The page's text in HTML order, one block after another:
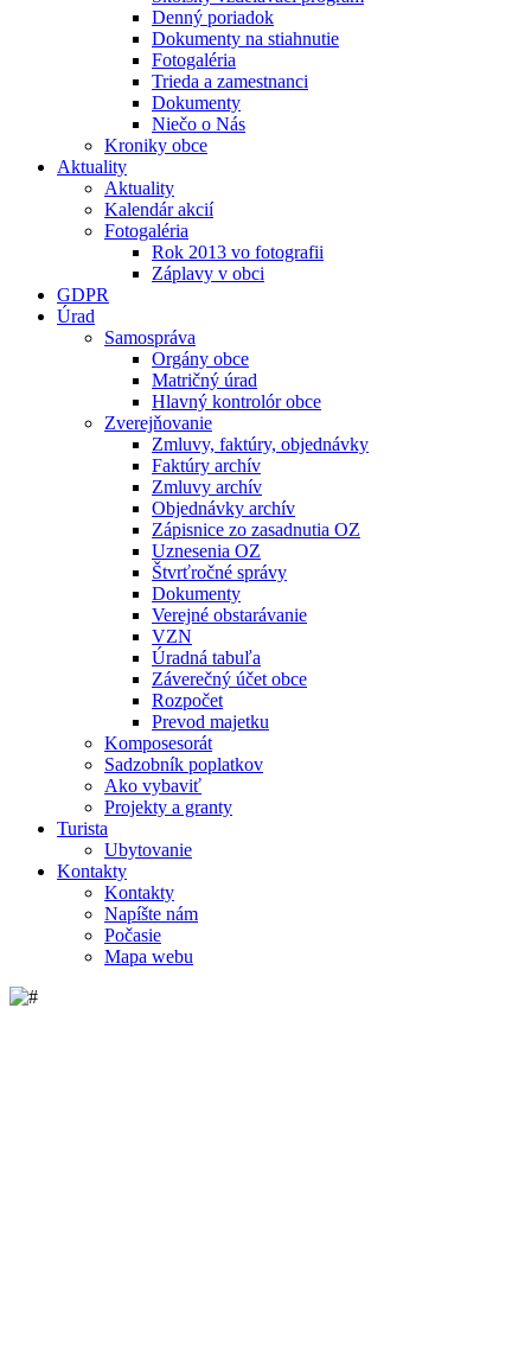
Denný poriadok
Dokumenty na stiahnutie
Fotogaléria
Trieda a zamestnanci
Dokumenty
Niečo o Nás
Kroniky obce
Aktuality
Aktuality
Kalendár akcií
Fotogaléria
Rok 2013 vo fotografii
Záplavy v obci
GDPR
Úrad
Samospráva
Orgány obce
Matričný úrad
Hlavný kontrolór obce
Zverejňovanie
Zmluvy, faktúry, objednávky
Faktúry archív
Zmluvy archív
Objednávky archív
Zápisnice zo zasadnutia OZ
Uznesenia OZ
Štvrťročné správy
Dokumenty
Verejné obstarávanie
VZN
Úradná tabuľa
Záverečný účet obce
Rozpočet
Prevod majetku
Komposesorát
Sadzobník poplatkov
Ako vybaviť
Projekty a granty
Turista
Ubytovanie
Kontakty
Kontakty
Napíšte nám
Počasie
Mapa webu